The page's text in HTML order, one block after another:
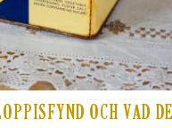
OCH VAD